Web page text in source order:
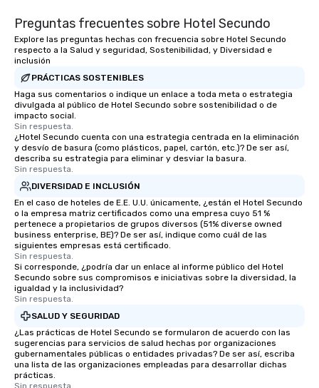
Preguntas frecuentes sobre Hotel Secundo
Explore las preguntas hechas con frecuencia sobre Hotel Secundo
respecto a la Salud y seguridad, Sostenibilidad, y Diversidad e
inclusión
PRÁCTICAS SOSTENIBLES
Haga sus comentarios o indique un enlace a toda meta o estrategia
divulgada al público de Hotel Secundo sobre sostenibilidad o de
impacto social.
Sin respuesta.
¿Hotel Secundo cuenta con una estrategia centrada en la eliminación
y desvío de basura (como plásticos, papel, cartón, etc.)? De ser así,
describa su estrategia para eliminar y desviar la basura.
Sin respuesta.
DIVERSIDAD E INCLUSIÓN
En el caso de hoteles de E.E. U.U. únicamente, ¿están el Hotel Secundo
o la empresa matriz certificados como una empresa cuyo 51 %
pertenece a propietarios de grupos diversos (51% diverse owned
business enterprise, BE)? De ser así, indique como cuál de las
siguientes empresas está certificado.
Sin respuesta.
Si corresponde, ¿podría dar un enlace al informe público del Hotel
Secundo sobre sus compromisos e iniciativas sobre la diversidad, la
igualdad y la inclusividad?
Sin respuesta.
SALUD Y SEGURIDAD
¿Las prácticas de Hotel Secundo se formularon de acuerdo con las
sugerencias para servicios de salud hechas por organizaciones
gubernamentales públicas o entidades privadas? De ser así, escriba
una lista de las organizaciones empleadas para desarrollar dichas
prácticas.
Sin respuesta.